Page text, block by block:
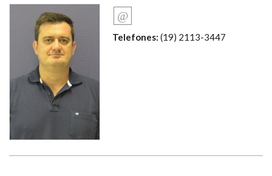
Telefones: (19) 2113-3447